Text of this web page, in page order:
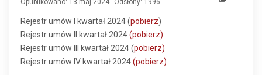
Opublikowano: 13 maj 2024
Odsłony: 1996
Rejestr umów I kwartał 2024 (pobierz)
Rejestr umów II kwartał 2024(pobierz)
Rejestr umów III kwartał 2024 (pobierz)
Rejestr umów IV kwartał 2024(pobierz)